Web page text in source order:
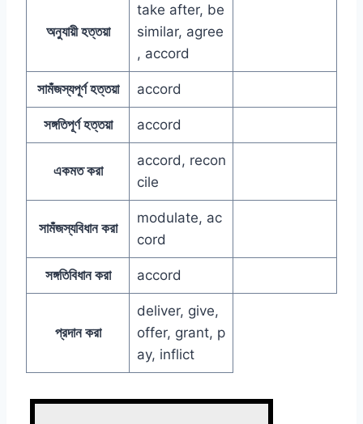
অনুযায়ী হত্তয়া
take after, be
similar, agree
, accord
সামঁজস্যপূর্ণ হত্তয়া accord
সঙ্গতিপূর্ণ হত্তয়া accord
একমত করা
accord, recon
cile
সামঁজস্যবিধান করা
modulate, ac
cord
সঙ্গতিবিধান করা accord
প্রদান করা
deliver, give,
offer, grant, p
ay, inflict